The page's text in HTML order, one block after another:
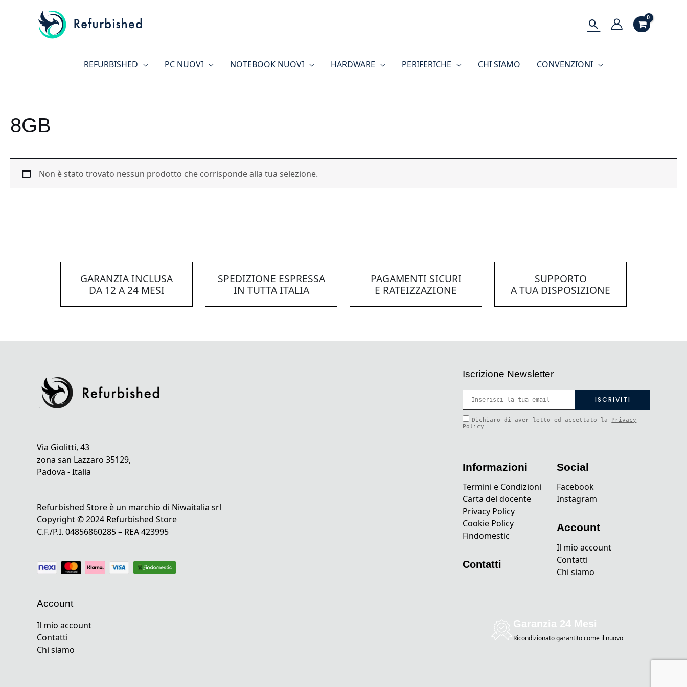
contenuto
Cerca
REFURBISHED PC NUOVI NOTEBOOK NUOVI HARDWARE PERIFERICHE CHI SIAMO CONVENZIONI
8GB
Non è stato trovato nessun prodotto che corrisponde alla tua selezione.
GARANZIA INCLUSA
DA 12 A 24 MESI
SPEDIZIONE ESPRESSA
IN TUTTA ITALIA
PAGAMENTI SICURI
E RATEIZZAZIONE
SUPPORTO
A TUA DISPOSIZIONE
Via Giolitti, 43
zona san Lazzaro 35129,
Padova - Italia
Refurbished Store è un marchio di Niwaitalia srl
Copyright © 2024 Refurbished Store
C.F./P.I. 04856860285 – REA 423995
Account
Il mio account
Contatti
Chi siamo
Iscrizione Newsletter
Dichiaro di aver letto ed accettato la Privacy
Policy
Informazioni
Termini e Condizioni
Carta del docente
Privacy Policy
Cookie Policy
Findomestic
Contatti
Social
Facebook
Instagram
Account
Il mio account
Contatti
Chi siamo
Garanzia 24 Mesi
Ricondizionato garantito come il nuovo